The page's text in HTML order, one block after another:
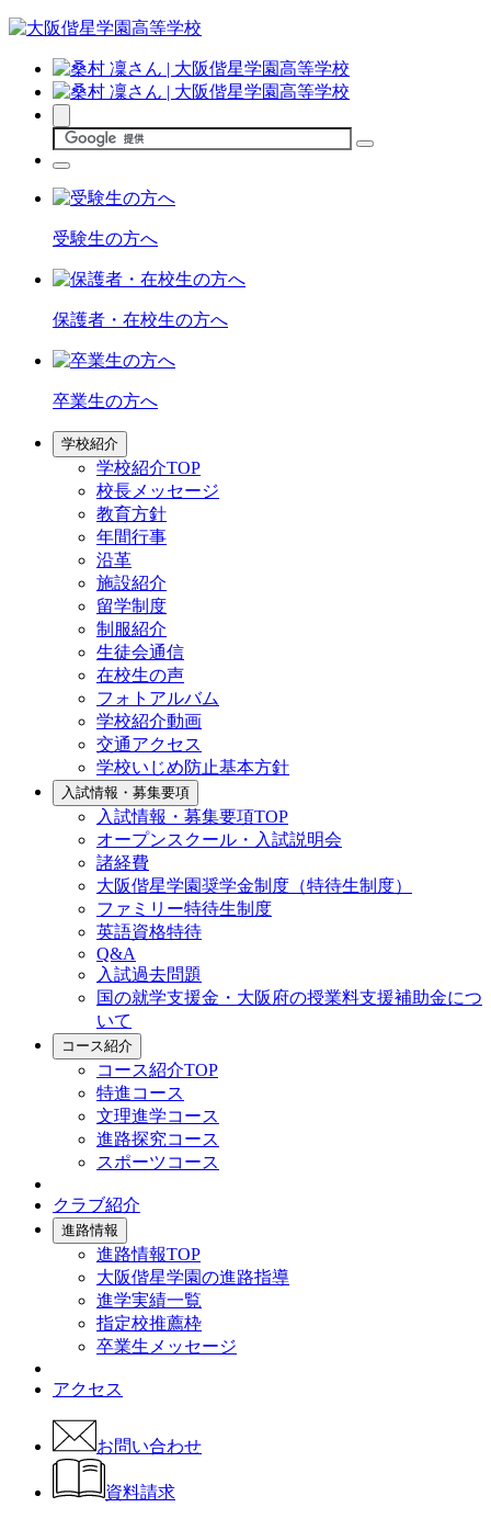
受験生の方へ
保護者・在校生の方へ
卒業生の方へ
学校紹介
学校紹介TOP
校長メッセージ
教育方針
年間行事
沿革
施設紹介
留学制度
制服紹介
生徒会通信
在校生の声
フォトアルバム
学校紹介動画
交通アクセス
学校いじめ防止基本方針
入試情報・募集要項
入試情報・募集要項TOP
オープンスクール・入試説明会
諸経費
大阪偕星学園奨学金制度（特待生制度）
ファミリー特待生制度
英語資格特待
Q&A
入試過去問題
国の就学支援金・大阪府の授業料支援補助金につ
いて
コース紹介
コース紹介TOP
特進コース
文理進学コース
進路探究コース
スポーツコース
クラブ紹介
進路情報
進路情報TOP
大阪偕星学園の進路指導
進学実績一覧
指定校推薦枠
卒業生メッセージ
アクセス
お問い合わせ
資料請求